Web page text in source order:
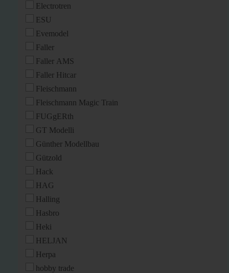
Electrotren
ESU
Evemodel
Faller
Faller AMS
Faller Hitcar
Fleischmann
Fleischmann Magic Train
FUGgERth
GT Modelli
Günther Modellbau
Gützold
Hack
HAG
Halling
Hasbro
Heki
HELJAN
Herpa
hobby trade